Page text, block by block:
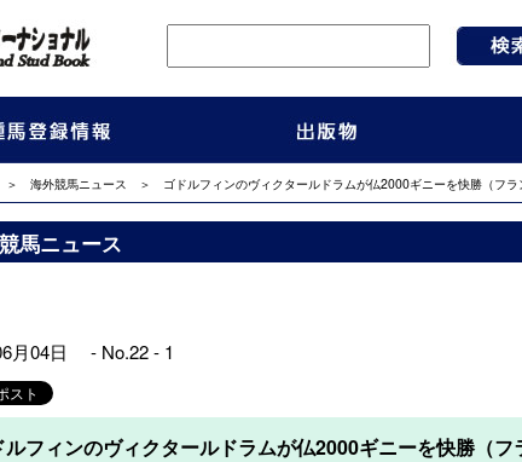
＞ 海外競馬ニュース ＞ ゴドルフィンのヴィクタールドラムが仏2000ギニーを快勝（フラ
馬ニュース
月04日 - No.22 - 1
ルフィンのヴィクタールドラムが仏2000ギニーを快勝（